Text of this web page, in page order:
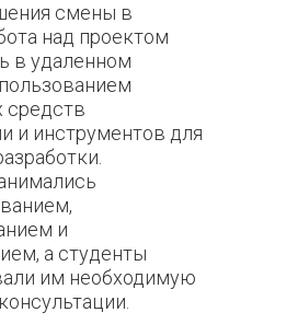
email)
смены в
над проектом
в удаленном
средств
и инструментов для
и
а студенты
им необходимую